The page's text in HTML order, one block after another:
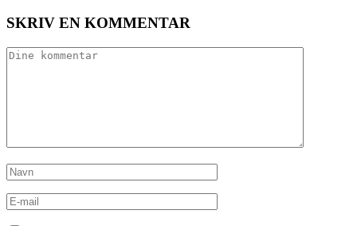
SKRIV EN KOMMENTAR